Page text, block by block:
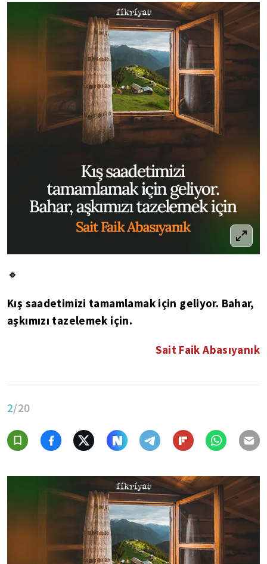
🔸
Kış saadetimizi tamamlamak için geliyor. Bahar,
aşkımızı tazelemek için.
Sait Faik Abasıyanık
2/20